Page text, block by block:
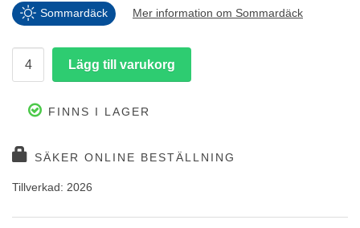
Sommardäck Mer information om Sommardäck
FINNS I LAGER
SÄKER ONLINE BESTÄLLNING
Tillverkad: 2026